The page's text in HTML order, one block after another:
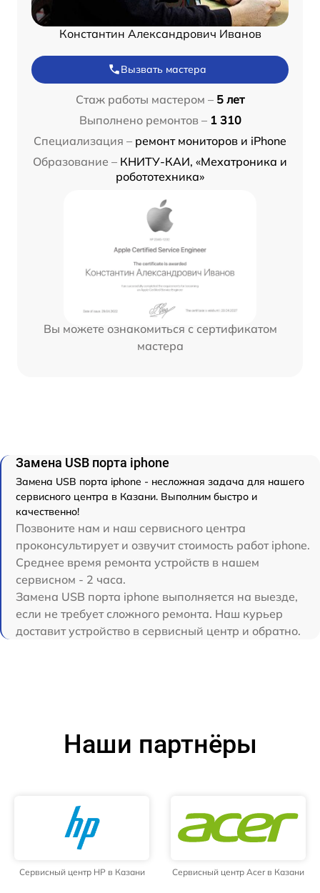
Константин Александрович Иванов
Вызвать мастера
Стаж работы мастером – 5 лет
Выполнено ремонтов – 1 310
Специализация – ремонт мониторов и iPhone
Образование – КНИТУ-КАИ, «Мехатроника и
робототехника»
Вы можете ознакомиться с сертификатом
мастера
Замена USB порта iphone
Замена USB порта iphone - несложная задача для нашего
сервисного центра в Казани. Выполним быстро и
качественно!
Позвоните нам и наш сервисного центра
проконсультирует и озвучит стоимость работ iphone.
Среднее время ремонта устройств в нашем
сервисном - 2 часа.
Замена USB порта iphone выполняется на выезде,
если не требует сложного ремонта. Наш курьер
доставит устройство в сервисный центр и обратно.
Наши партнёры
Сервисный центр HP в Казани Сервисный центр Acer в Казани